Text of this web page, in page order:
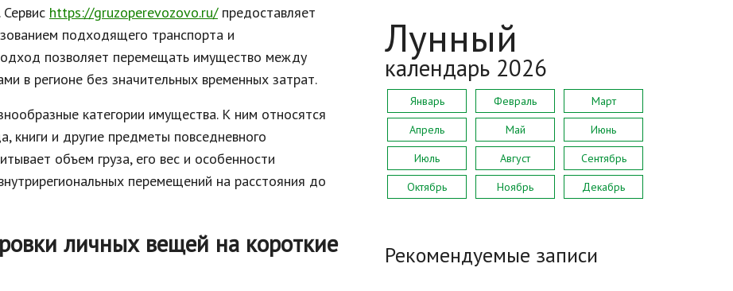
https://gruzoperevozovo.ru/предоставляет
подходящего транспорта и
позволяет перемещать имущество между
в регионе без значительных временных затрат.
категории имущества. К ним относятся
книги и другие предметы повседневного
объем груза, его вес и особенности
перемещений на расстояния до
личных вещей на короткие
Лунный
календарь 2026
Январь Февраль
Март
Апрель
Май
Июнь
Июль
Август
Сентябрь
Октябрь
Ноябрь Декабрь
Рекомендуемые записи